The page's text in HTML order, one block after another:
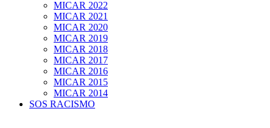
MICAR 2022
MICAR 2021
MICAR 2020
MICAR 2019
MICAR 2018
MICAR 2017
MICAR 2016
MICAR 2015
MICAR 2014
SOS RACISMO